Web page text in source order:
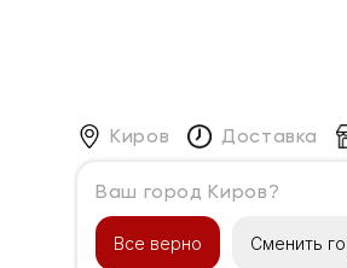
Киров
Ваш город Киров?
Все верно Сменить
Доставка
Каталог